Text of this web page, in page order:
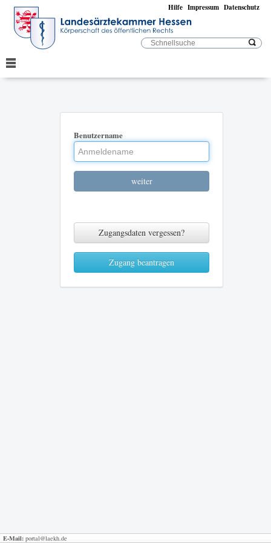
Datenschutz
Impressum
Hilfe
Benutzername
weiter
Zugangsdaten vergessen?
Zugang beantragen
E-Mail: portal@laekh.de